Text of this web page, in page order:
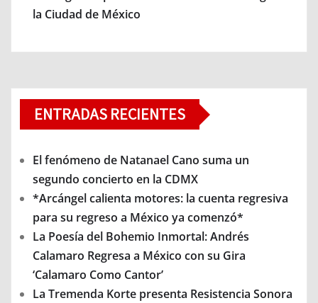
la Ciudad de México
ENTRADAS RECIENTES
El fenómeno de Natanael Cano suma un
segundo concierto en la CDMX
*Arcángel calienta motores: la cuenta regresiva
para su regreso a México ya comenzó*
La Poesía del Bohemio Inmortal: Andrés
Calamaro Regresa a México con su Gira
‘Calamaro Como Cantor’
La Tremenda Korte presenta Resistencia Sonora